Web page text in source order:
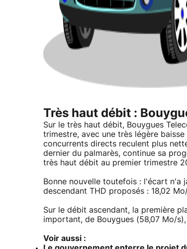
Très haut débit :
Sur le très haut débit, Bouygues
trimestre, avec une très légère
concurrents directs reculent plus
dernier du palmarès, continue sa
très haut débit au premier trimestre
Bonne nouvelle toutefois : l'écart n'a
descendant THD proposés : 18,02
Sur le débit ascendant, la première
important, de Bouygues (58,07 Mo/
Voir aussi :